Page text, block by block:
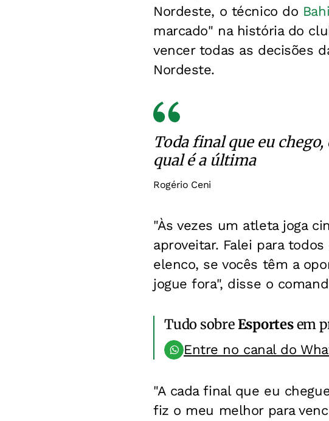
Nordeste, o técnico do
marcado" na história do
vencer todas as decisões
Nordeste.
Toda final que eu
qual é a última
Rogério Ceni
"Às vezes um atleta joga
aproveitar. Falei para
elenco, se vocês têm a
jogue fora", disse o
Tudo sobreEsportesem
Entre no canal do
"A cada final que eu
fiz o meu melhor para